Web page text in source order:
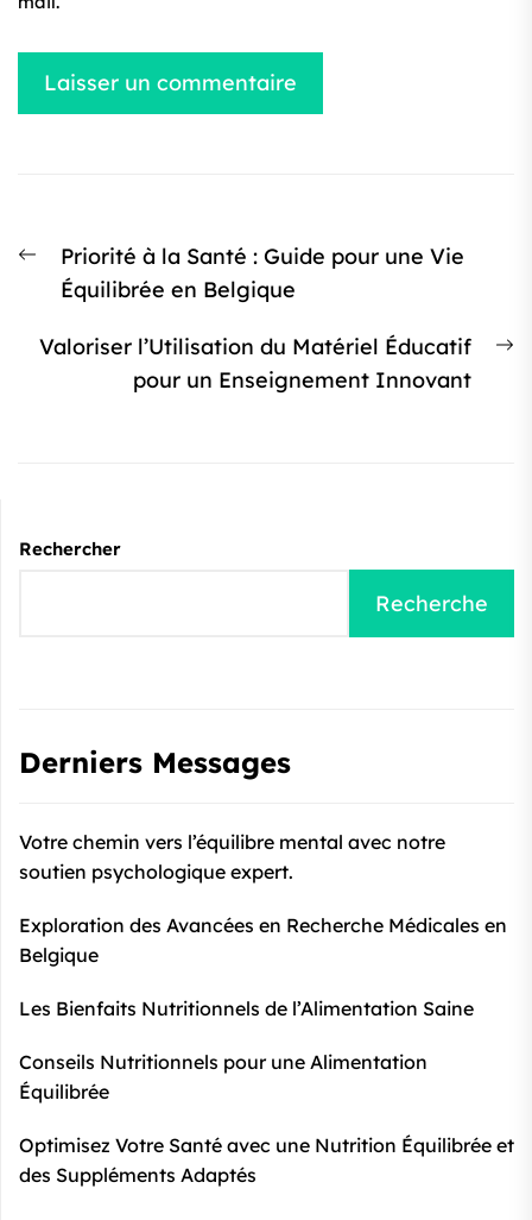
de
l’article
Article
précédent
Priorité à la Santé : Guide pour une Vie
Équilibrée en Belgique
Valoriser l’Utilisation du Matériel Éducatif
pour un Enseignement Innovant
Rechercher
Recherche
Derniers Messages
Votre chemin vers l’équilibre mental avec notre
soutien psychologique expert.
Exploration des Avancées en Recherche Médicales en
Belgique
Les Bienfaits Nutritionnels de l’Alimentation Saine
Conseils Nutritionnels pour une Alimentation
Équilibrée
Optimisez Votre Santé avec une Nutrition Équilibrée et
des Suppléments Adaptés